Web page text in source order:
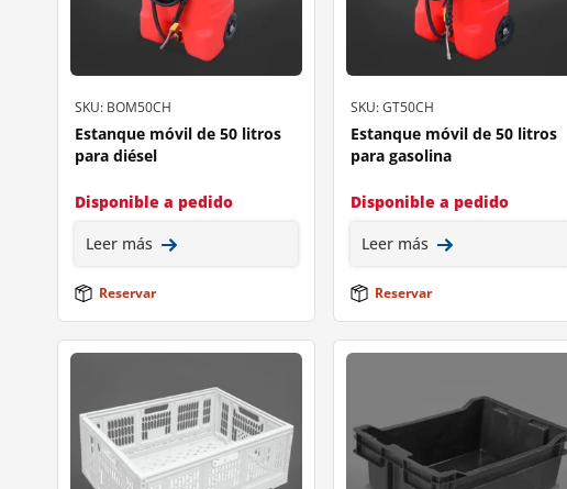
SKU: BOM50CH
Estanque móvil de 50 litros
para diésel
Disponible a pedido
Leer más
Reservar
SKU: GT50CH
Estanque móvil de 50 litros
para gasolina
Disponible a pedido
Leer más
Reservar